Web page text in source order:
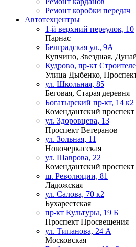
Ремонт коробки передач
Автотехцентры
1-й верхний переулок, 10
Парнас
Белградская ул., 9А
Купчино, Звездная,
Кудрово, пр-кт
Улица Дыбенко,
ул. Школьная, 85
Беговая, Старая деревня
Богатырский пр-кт, 14 к2
Комендантский проспект
ул. Здоровцева, 13
Проспект Ветеранов
ул. Зольная, 11
Новочеркасская
ул. Шаврова, 22
Комендантский проспект
ш. Революции, 81
Ладожская
ул. Салова, 70 к2
Бухарестская
пр-кт Культуры, 19 Б
Проспект Просвещения
ул. Типанова, 24 А
Московская